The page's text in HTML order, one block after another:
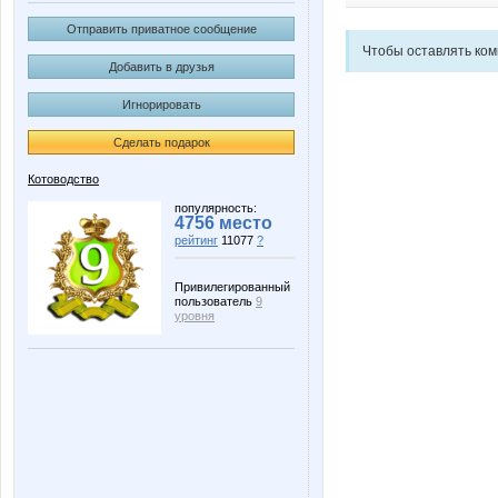
Отправить приватное сообщение
Добавить в друзья
Игнорировать
Сделать подарок
Котоводство
популярность:
4756 место
рейтинг 11077 ?
Привилегированный
пользователь 9
уровня
Чтобы оставлять